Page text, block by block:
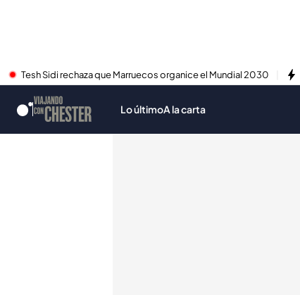
Tesh Sidi rechaza que Marruecos organice el Mundial 2030
Lo últimoA la carta